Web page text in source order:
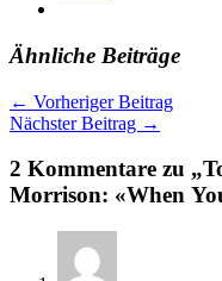
Ähnliche Beiträge
← Vorheriger Beitrag
Nächster Beitrag →
2 Kommentare zu
Morrison: «When